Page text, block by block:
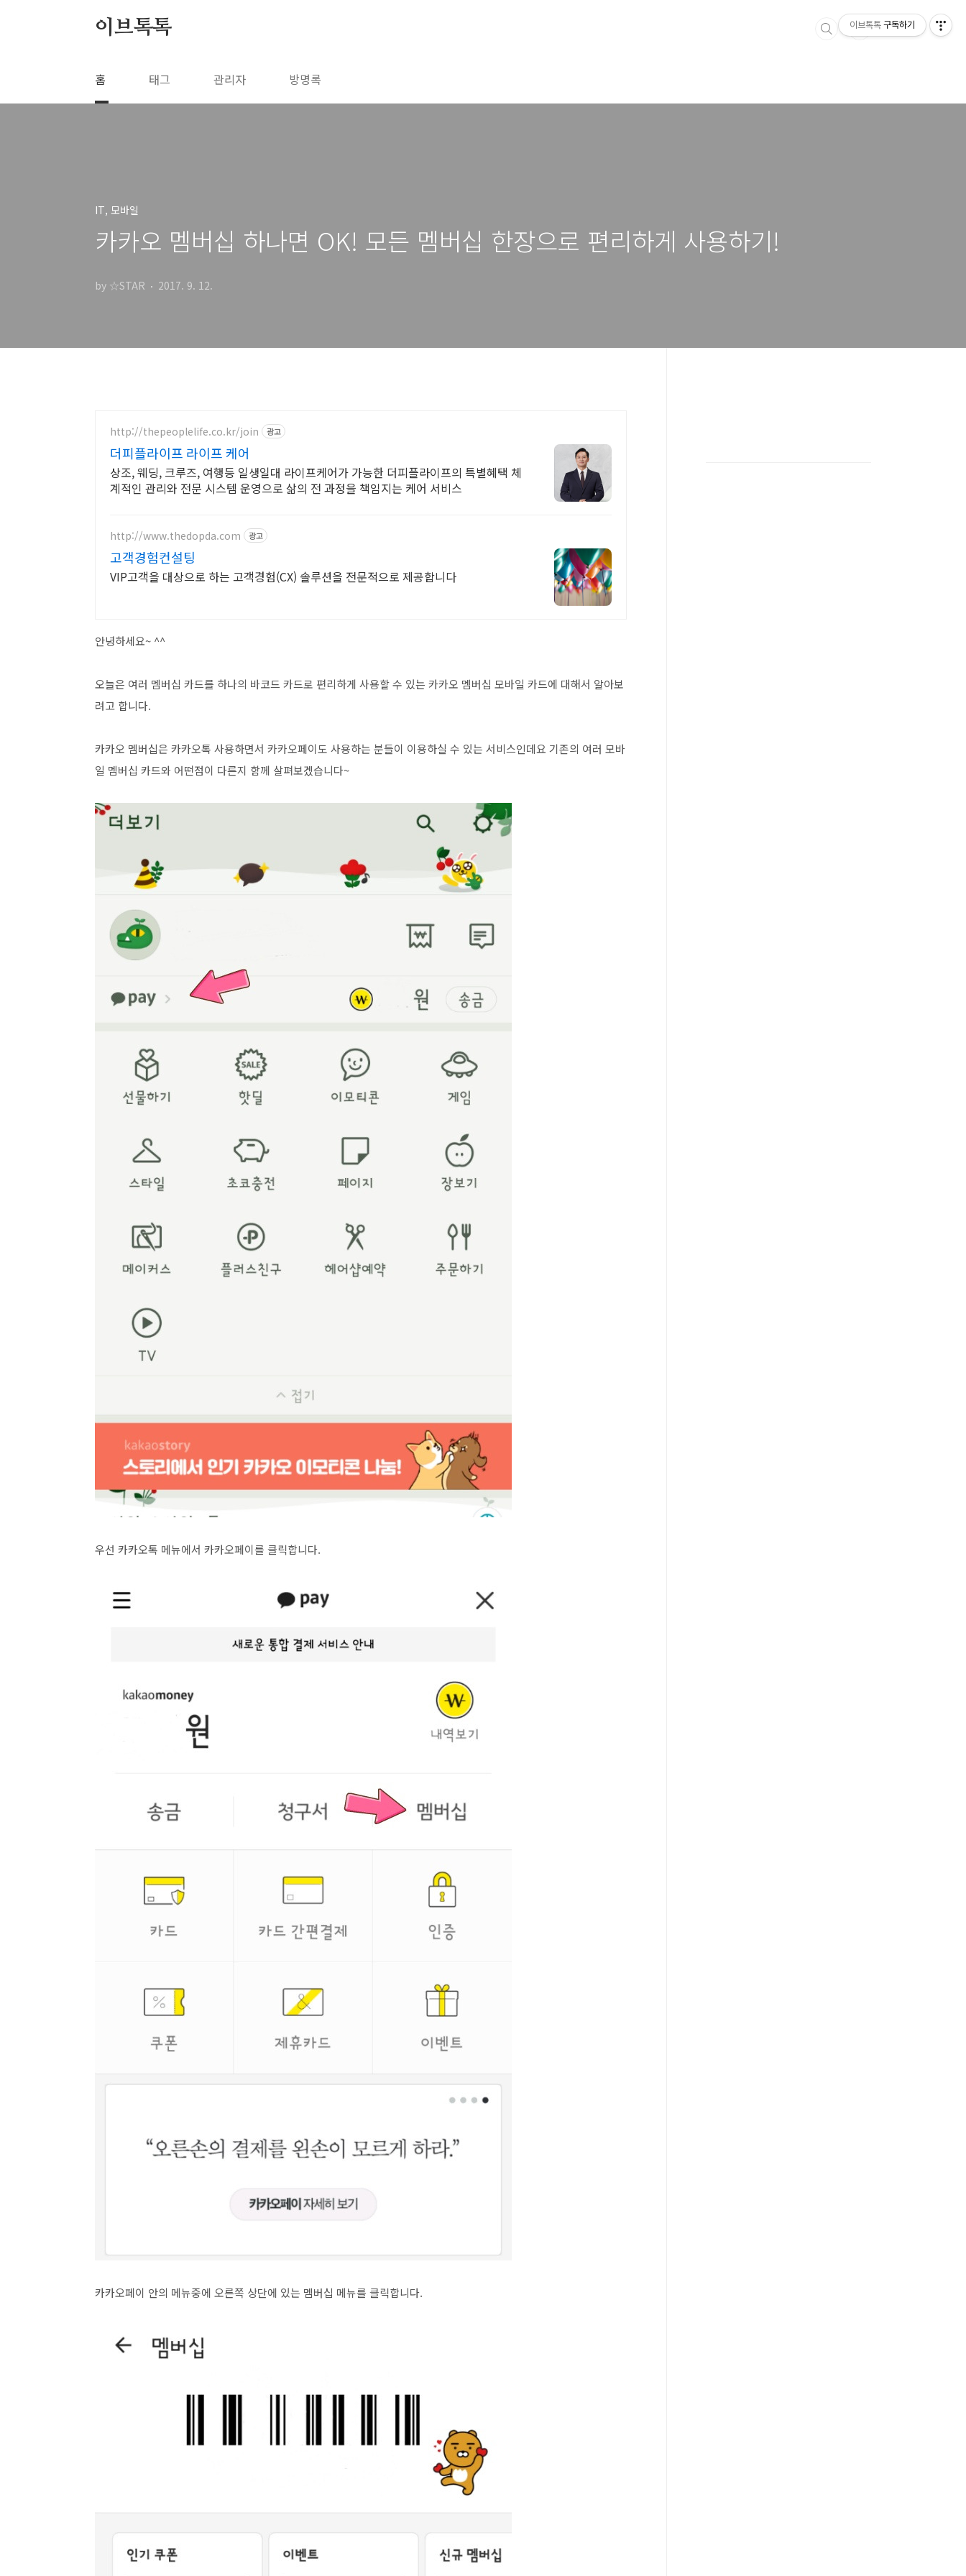
이브톡톡
홈 태그 관리자 방명록
IT, 모바일
카카오 멤버십 하나면 OK! 모든 멤버십 한장으로 편리하게 사용하기!
by ☆STAR 2017. 9. 12.
http://thepeoplelife.co.kr/join 광고
더피플라이프 라이프 케어
상조, 웨딩, 크루즈, 여행등 일생일대 라이프케어가 가능한 더피플라이프의 특별혜택 체
계적인 관리와 전문 시스템 운영으로 삶의 전 과정을 책임지는 케어 서비스
http://www.thedopda.com 광고
고객경험컨설팅
VIP고객을 대상으로 하는 고객경험(CX) 솔루션을 전문적으로 제공합니다
안녕하세요~ ^^
오늘은 여러 멤버십 카드를 하나의 바코드 카드로 편리하게 사용할 수 있는 카카오 멤버십 모바일 카드에 대해서 알아보
려고 합니다.
카카오 멤버십은 카카오톡 사용하면서 카카오페이도 사용하는 분들이 이용하실 수 있는 서비스인데요 기존의 여러 모바
일 멤버십 카드와 어떤점이 다른지 함께 살펴보겠습니다~
우선 카카오톡 메뉴에서 카카오페이를 클릭합니다.
카카오페이 안의 메뉴중에 오른쪽 상단에 있는 멤버십 메뉴를 클릭합니다.
이브톡톡 구독하기